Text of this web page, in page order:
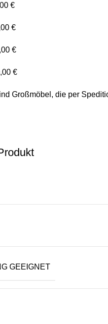
€
€
€
€
Großmöbel, die per
GEEIGNET